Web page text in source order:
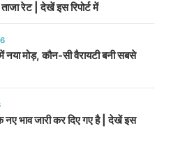
रेट | देखें इस रिपोर्ट में
नया मोड़, कौन-सी वैरायटी बनी सबसे
नए भाव जारी कर दिए गए है | देखें इस